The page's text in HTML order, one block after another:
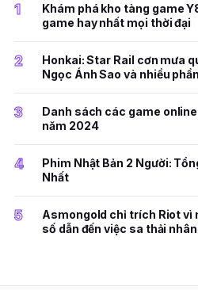
1
Khám phá kho tàng game
game hay nhất mọi thời đại
2
Honkai: Star Rail cơn mưa
Ngọc Ánh Sao và nhiều
3
Danh sách các game
năm 2024
4
Phim Nhật Bản 2 Người:
Nhất
5
Asmongold chỉ trích Riot vì
số dẫn đến việc sa thải